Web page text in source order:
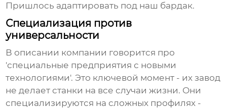
Пришлось адаптировать под наш бардак.
Специализация против
универсальности
В описании компании говорится про
'специальные предприятия с новыми
технологиями'. Это ключевой момент - ихзавод
не делает станки на все случаи жизни. Они
специализируются на сложных профилях -